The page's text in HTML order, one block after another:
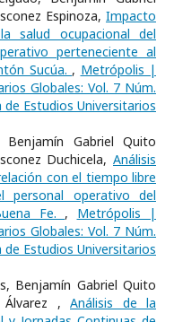
Espinoza, Impacto
salud ocupacional del
perteneciente al
Sucúa. , Metrópolis |
Globales: Vol. 7 Núm.
Estudios Universitarios
Gabriel Quito
Duchicela, Análisis
con el tiempo libre
personal operativo del
Fe. , Metrópolis |
Globales: Vol. 7 Núm.
Estudios Universitarios
Benjamín Gabriel Quito
, Análisis de la